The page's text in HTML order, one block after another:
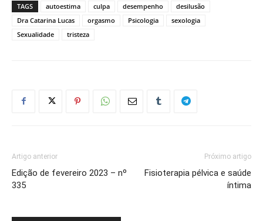
TAGS autoestima culpa desempenho
desilusão
Dra Catarina Lucas
orgasmo Psicologia
sexologia
Sexualidade
tristeza
Artigo anterior
Edição de fevereiro 2023 – nº
335
Próximo artigo
Fisioterapia pélvica e saúde
íntima